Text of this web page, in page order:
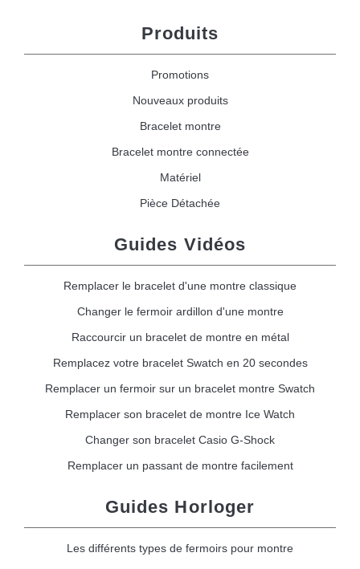
Produits
Promotions
Nouveaux produits
Bracelet montre
Bracelet montre connectée
Matériel
Pièce Détachée
Guides Vidéos
Remplacer le bracelet d'une montre classique
Changer le fermoir ardillon d'une montre
Raccourcir un bracelet de montre en métal
Remplacez votre bracelet Swatch en 20 secondes
Remplacer un fermoir sur un bracelet montre Swatch
Remplacer son bracelet de montre Ice Watch
Changer son bracelet Casio G-Shock
Remplacer un passant de montre facilement
Guides Horloger
Les différents types de fermoirs pour montre